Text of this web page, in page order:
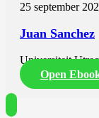
25 september
Juan Sanchez
Universiteit
Open